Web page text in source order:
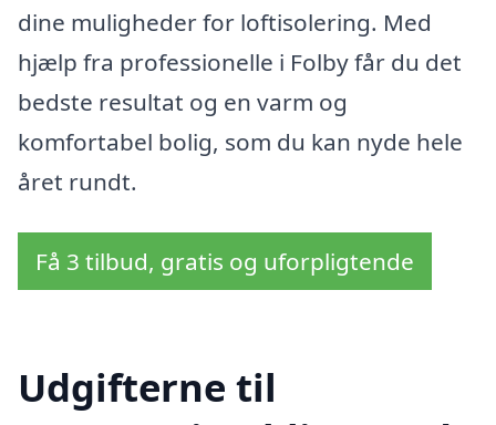
dine muligheder for loftisolering. Med
hjælp fra professionelle i Folby får du det
bedste resultat og en varm og
komfortabel bolig, som du kan nyde hele
året rundt.
Få 3 tilbud, gratis og uforpligtende
Udgifterne til